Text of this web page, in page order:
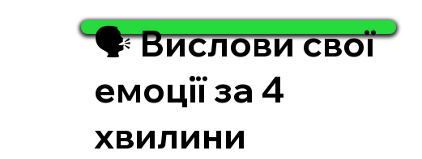
🗣️ Вислови свої
емоції за 4
хвилини